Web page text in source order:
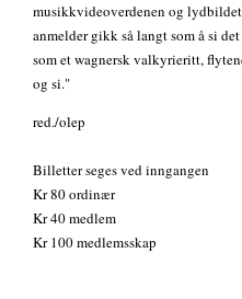
musikkvideoverdenen og
anmelder gikk så langt som å si
som et wagnersk valkyrieritt,
og si."
red./olep
Billetter seges ved inngangen
Kr 80 ordinær
Kr 40 medlem
Kr 100 medlemsskap